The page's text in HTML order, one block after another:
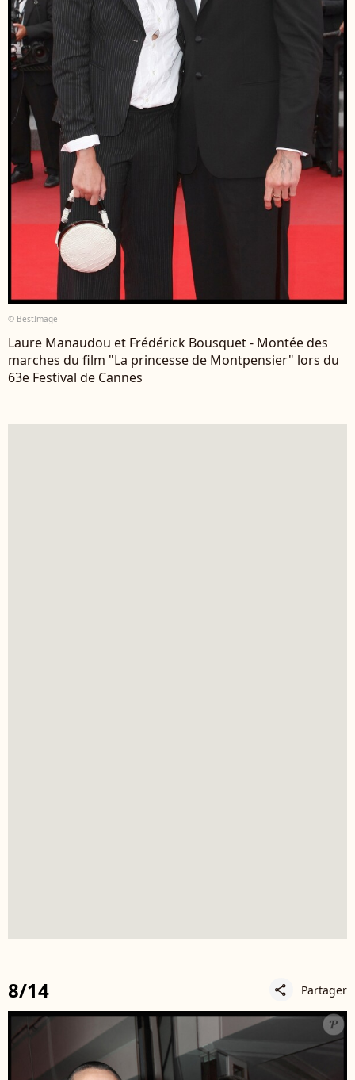
© BestImage
Laure Manaudou et Frédérick Bousquet - Montée des
marches du film "La princesse de Montpensier" lors du
63e Festival de Cannes
8/14 share Partager